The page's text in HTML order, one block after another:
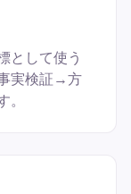
として使う
実検証→方